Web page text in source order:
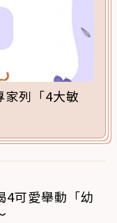
家列「4大敏
4可愛舉動「幼